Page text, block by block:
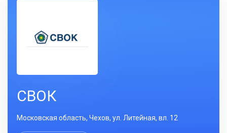
СВОК
Московская область, Чехов, ул. Литейная, вл. 12